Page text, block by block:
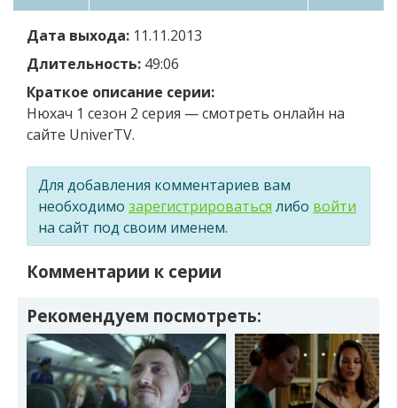
Дата выхода: 11.11.2013
Длительность: 49:06
Краткое описание серии:
Нюхач 1 сезон 2 серия — смотреть онлайн на
сайте UniverTV.
Для добавления комментариев вам
необходимо зарегистрироваться либо войти
на сайт под своим именем.
Комментарии к серии
Рекомендуем посмотреть: